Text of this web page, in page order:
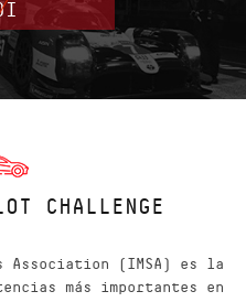
CHALLENGE
Association (IMSA) es la
más importantes en